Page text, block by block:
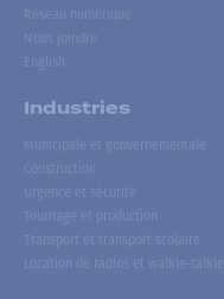
Réseau numérique
Nous joindre
English
Industries
Municipale et gouvernementale
Construction
Urgence et sécurité
Tournage et production
Transport et transport scolaire
Location de radios et walkie-talkies